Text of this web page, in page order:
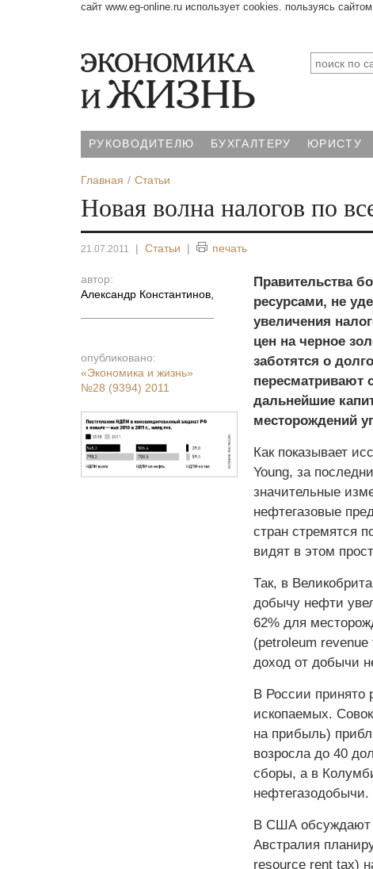
сайт www.eg-online.ru использует cookies. пользуясь
РУКОВОДИТЕЛЮ БУХГАЛТЕРУ ЮРИСТУ
Главная Статьи
Новая волна налогов по
21.07.2011 | Статьи | печать
автор:
Александр Константинов
опубликовано:
«Экономика и жизнь»
№28 (9394) 2011
Правительства
ресурсами, не
увеличения
цен на черное
заботятся о
пересматривают
дальнейшие
месторождений
Как показывает
Young, за
значительные
нефтегазовые
стран стремятся
видят в этом
Так, в
добычу нефти
62% для
(petroleum
доход от добычи
В России принято
ископаемых.
на прибыль)
возросла до 40
сборы, а в
нефтегазодобычи.
В США обсуждают
Австралия
resource rent tax)